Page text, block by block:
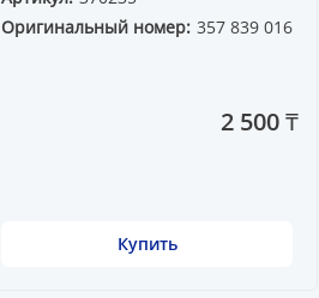
Оригинальный номер: 357 839 016
2 500 ₸
Купить